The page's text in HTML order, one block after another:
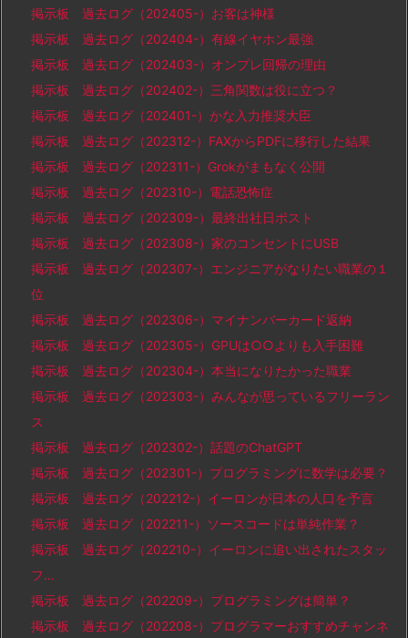
掲示板 過去ログ（202405-）お客は神様
掲示板 過去ログ（202404-）有線イヤホン最強
掲示板 過去ログ（202403-）オンプレ回帰の理由
掲示板 過去ログ（202402-）三角関数は役に立つ？
掲示板 過去ログ（202401-）かな入力推奨大臣
掲示板 過去ログ（202312-）FAXからPDFに移行した結果
掲示板 過去ログ（202311-）Grokがまもなく公開
掲示板 過去ログ（202310-）電話恐怖症
掲示板 過去ログ（202309-）最終出社日ポスト
掲示板 過去ログ（202308-）家のコンセントにUSB
掲示板 過去ログ（202307-）エンジニアがなりたい職業の１
位
掲示板 過去ログ（202306-）マイナンバーカード返納
掲示板 過去ログ（202305-）GPUは○○よりも入手困難
掲示板 過去ログ（202304-）本当になりたかった職業
掲示板 過去ログ（202303-）みんなが思っているフリーラン
ス
掲示板 過去ログ（202302-）話題のChatGPT
掲示板 過去ログ（202301-）プログラミングに数学は必要？
掲示板 過去ログ（202212-）イーロンが日本の人口を予言
掲示板 過去ログ（202211-）ソースコードは単純作業？
掲示板 過去ログ（202210-）イーロンに追い出されたスタッ
フ…
掲示板 過去ログ（202209-）プログラミングは簡単？
掲示板 過去ログ（202208-）プログラマーおすすめチャンネ